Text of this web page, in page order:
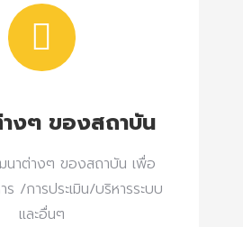
งๆ ของสถาบัน
าต่างๆ ของสถาบัน เพื่อ
/การประเมิน/บริหารระบบ
และอื่นๆ